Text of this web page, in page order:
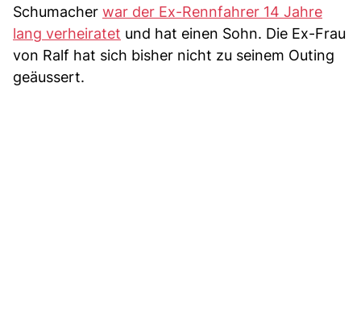
Schumacher war der Ex-Rennfahrer 14 Jahre
lang verheiratet und hat einen Sohn. Die Ex-Frau
von Ralf hat sich bisher nicht zu seinem Outing
geäussert.